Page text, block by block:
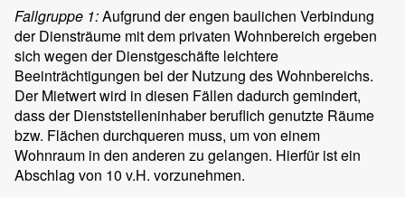
Fallgruppe 1:Aufgrund der engen baulichen Verbindung
der Diensträume mit dem privaten Wohnbereich ergeben
sich wegen der Dienstgeschäfte leichtere
Beeinträchtigungen bei der Nutzung des Wohnbereichs.
Der Mietwert wird in diesen Fällen dadurch gemindert,
dass der Dienststelleninhaber beruflich genutzte Räume
bzw. Flächen durchqueren muss, um von einem
Wohnraum in den anderen zu gelangen. Hierfür ist ein
Abschlag von 10 v.H. vorzunehmen.